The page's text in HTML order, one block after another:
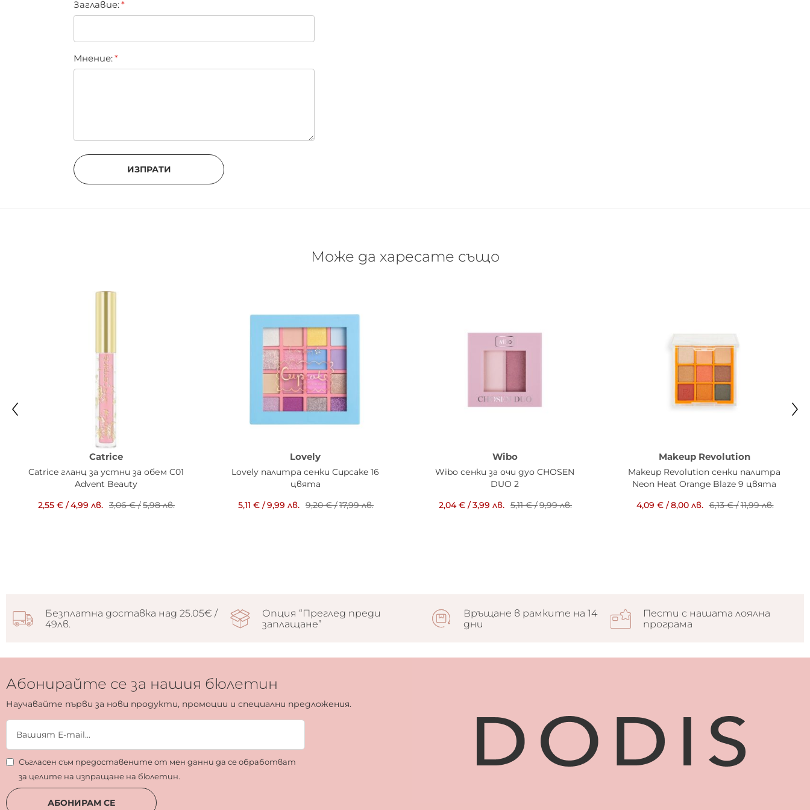
Заглавиe:
Мнение:
ИЗПРАТИ
Може да харесате също
Catrice
Catrice гланц за устни за обем C01
Advent Beauty
2,55 € /4,99 лв. 3,06 €/5,98 лв.
Lovely
Lovely палитра сенки Cupcake 16
цвята
5,11 € /9,99 лв. 9,20 €/17,99 лв.
Wibo
Wibo сенки за очи дуо CHOSEN
DUO 2
2,04 € /3,99 лв. 5,11 €/9,99 лв.
Makeup Revolution
Makeup Revolution сенки палитра
Neon Heat Orange Blaze 9 цвята
4,09 €/8,00 лв. 6,13 €/11,99 лв.
Безплатна доставка над 25.05€ /
49лв.
Опция “Преглед преди
заплащане”
Връщане в рамките на 14
дни
Пести с нашата лоялна
програма
Абонирайте се за нашия бюлетин
Научавайте първи за нови продукти, промоции и специални предложения.
Съгласен съм предоставените от мен данни да се обработват
за целите на изпращане на бюлетин.
АБОНИРАМ СЕ